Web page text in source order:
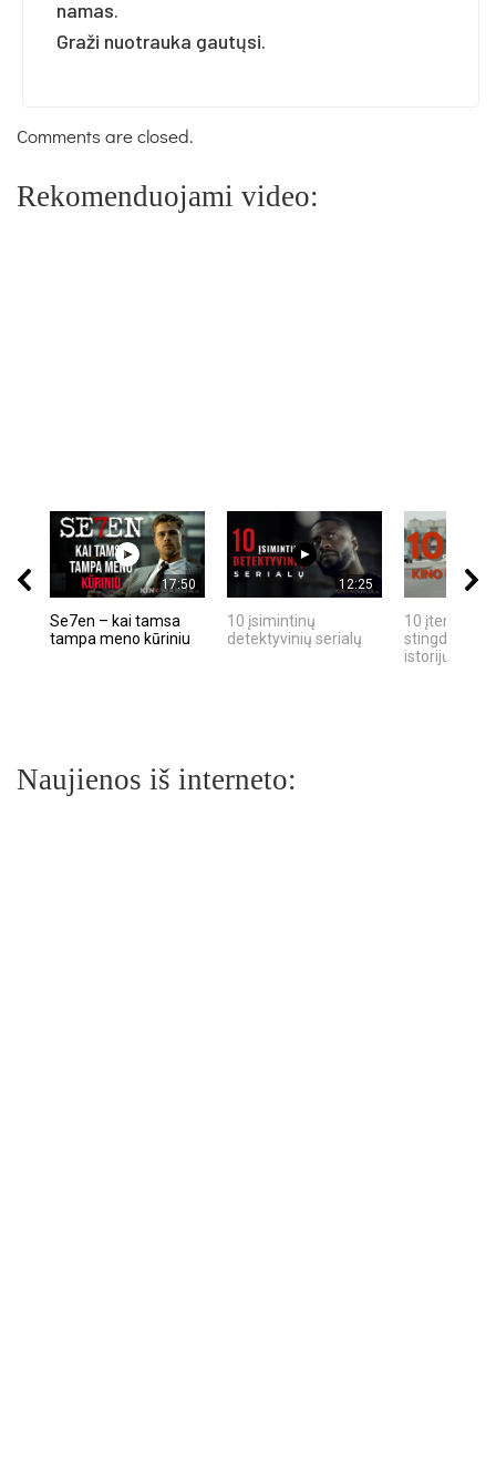
namas.
Graži nuotrauka gautųsi.
Comments are closed.
Rekomenduojami video:
17:50
Se7en – kai tamsa
tampa meno kūriniu
12:25
10 įsimintinų
detektyvinių serialų
10 įtemptų,
stingdančių
istorijų
Naujienos iš interneto: